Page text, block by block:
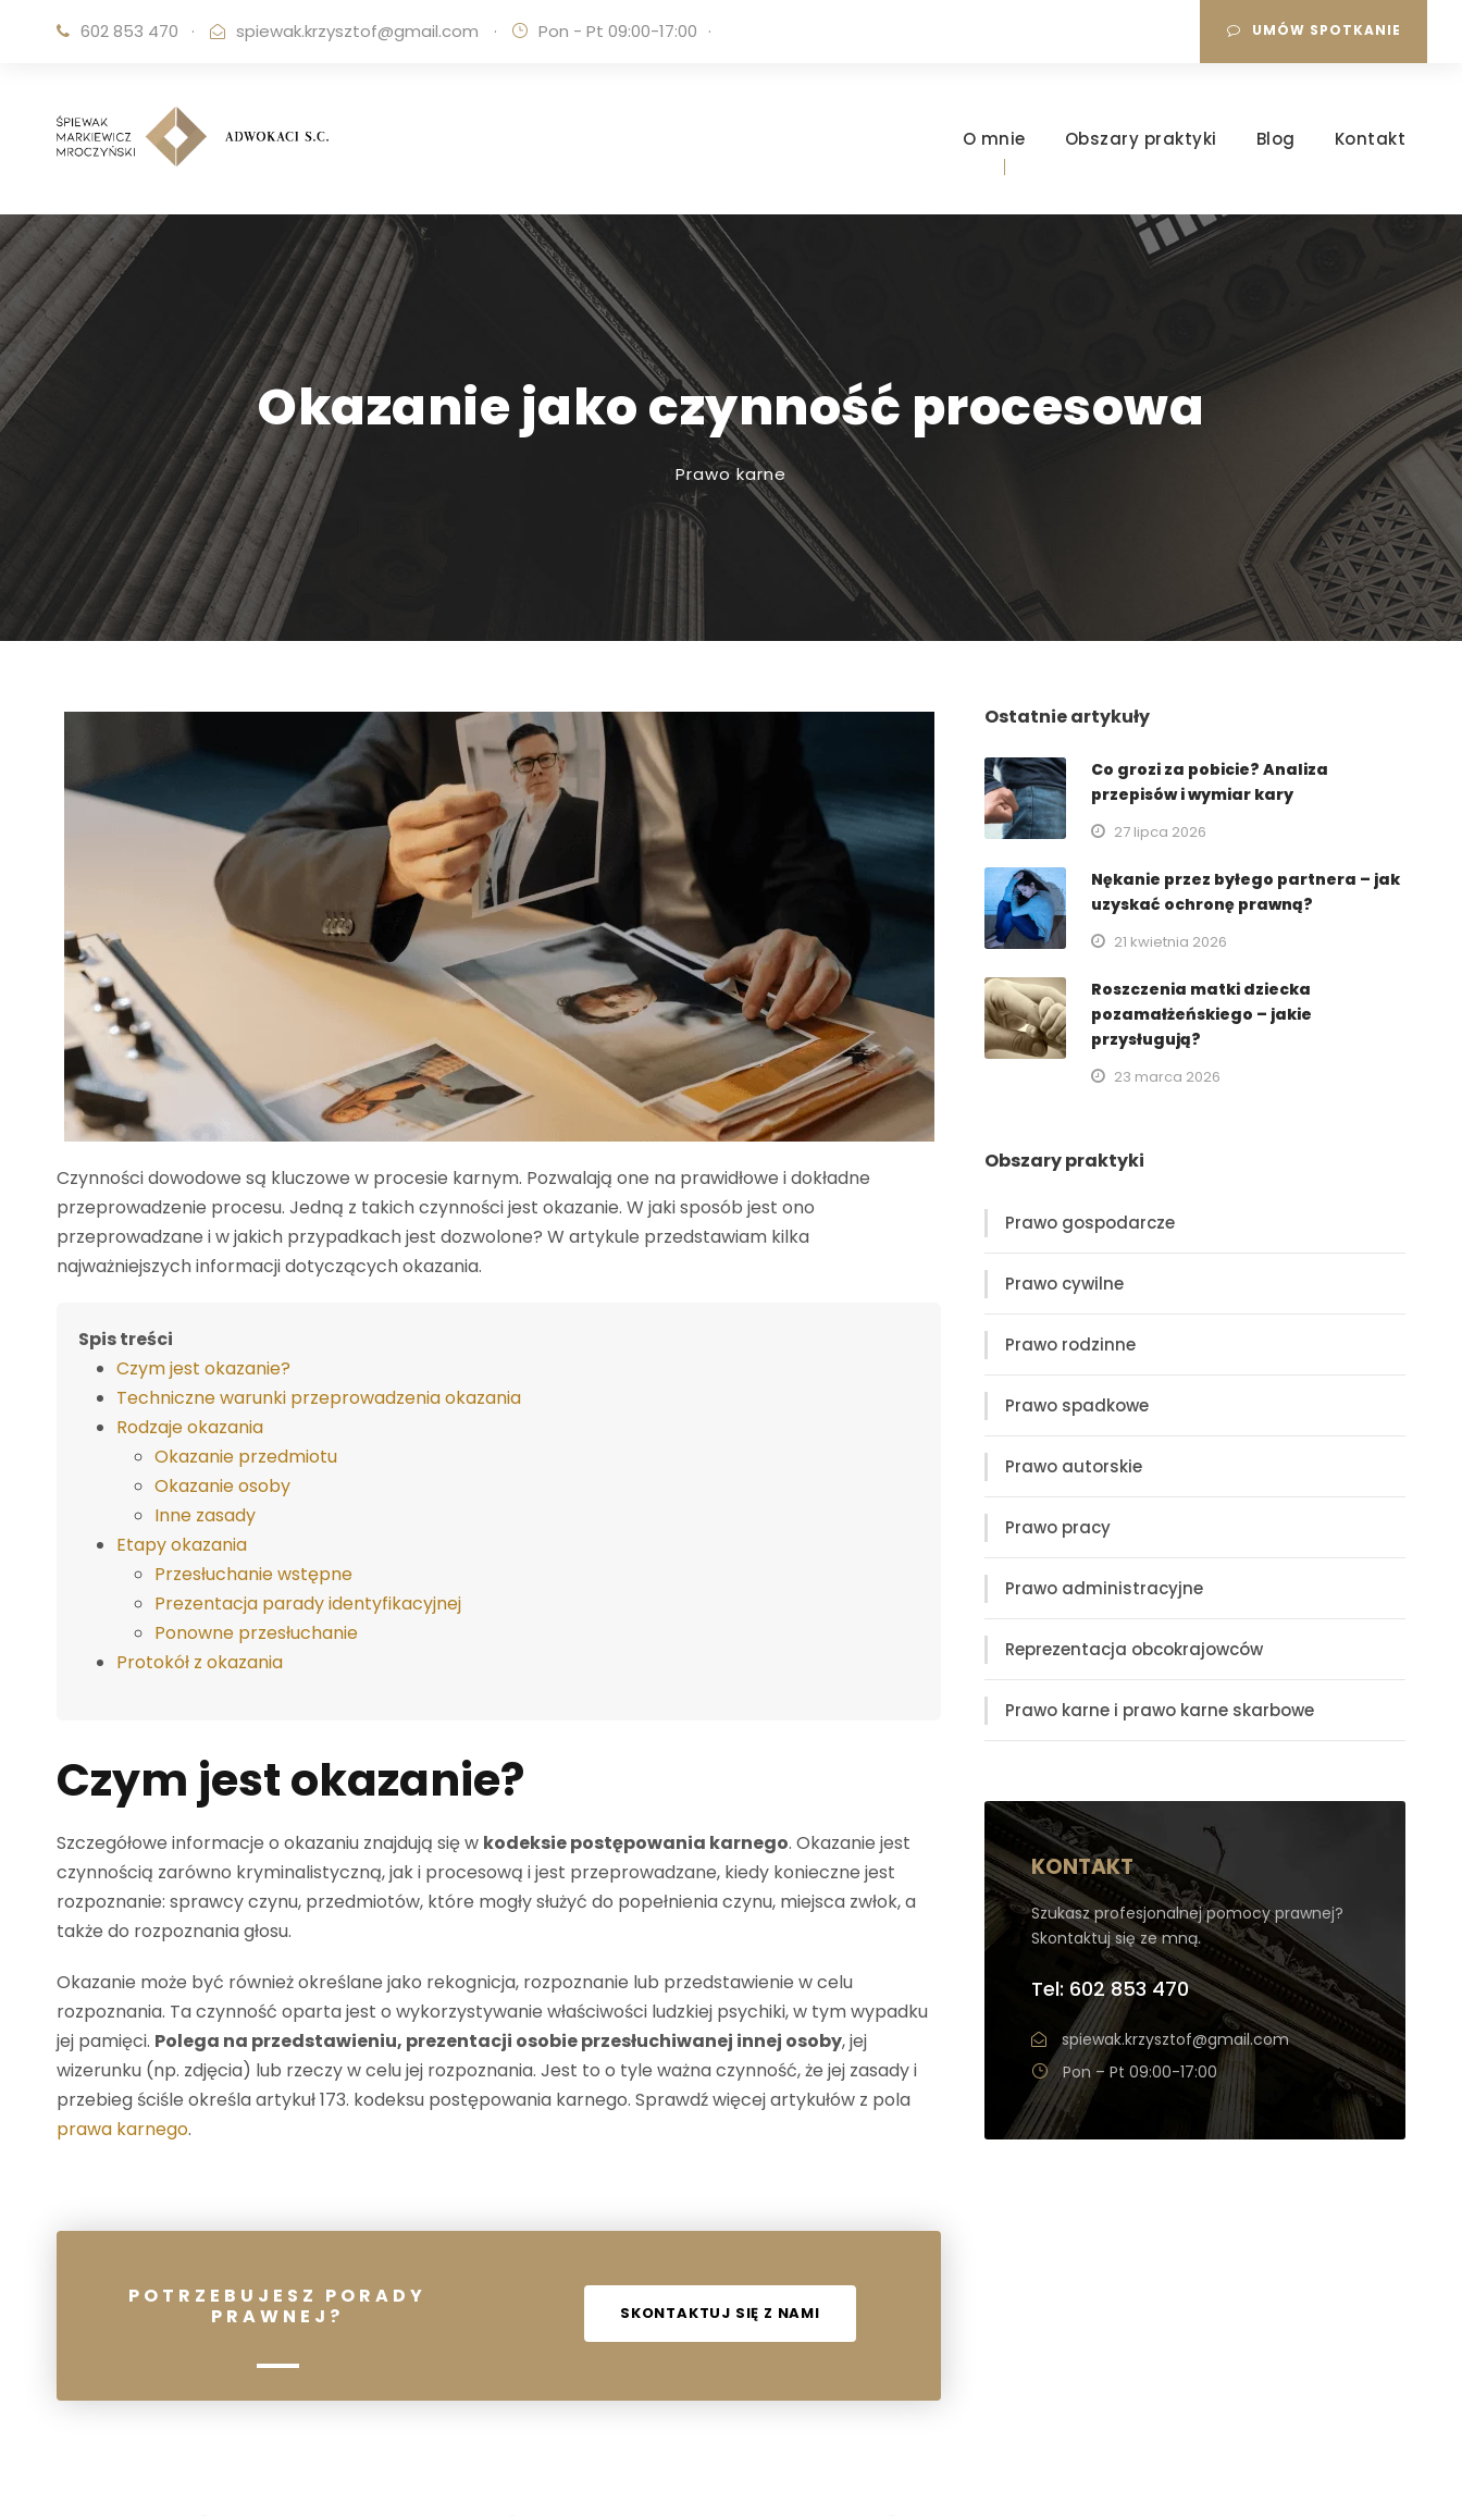
602 853 470 · spiewak.krzysztof@gmail.com · Pon - Pt 09:00-17:00 · UMÓW SPOTKANIE
O mnie Obszary praktyki Blog Kontakt
Okazanie jako czynność procesowa
Prawo karne
Czynności dowodowe są kluczowe w procesie karnym. Pozwalają one na prawidłowe i dokładne
przeprowadzenie procesu. Jedną z takich czynności jest okazanie. W jaki sposób jest ono
przeprowadzane i w jakich przypadkach jest dozwolone? W artykule przedstawiam kilka
najważniejszych informacji dotyczących okazania.
Spis treści
Czym jest okazanie?
Techniczne warunki przeprowadzenia okazania
Rodzaje okazania
Okazanie przedmiotu
Okazanie osoby
Inne zasady
Etapy okazania
Przesłuchanie wstępne
Prezentacja parady identyfikacyjnej
Ponowne przesłuchanie
Protokół z okazania
Czym jest okazanie?
Szczegółowe informacje o okazaniu znajdują się w kodeksie postępowania karnego. Okazanie jest
czynnością zarówno kryminalistyczną, jak i procesową i jest przeprowadzane, kiedy konieczne jest
rozpoznanie: sprawcy czynu, przedmiotów, które mogły służyć do popełnienia czynu, miejsca zwłok, a
także do rozpoznania głosu.
Okazanie może być również określane jako rekognicja, rozpoznanie lub przedstawienie w celu
rozpoznania. Ta czynność oparta jest o wykorzystywanie właściwości ludzkiej psychiki, w tym wypadku
jej pamięci. Polega na przedstawieniu, prezentacji osobie przesłuchiwanej innej osoby, jej
wizerunku (np. zdjęcia) lub rzeczy w celu jej rozpoznania. Jest to o tyle ważna czynność, że jej zasady i
przebieg ściśle określa artykuł 173. kodeksu postępowania karnego. Sprawdź więcej artykułów z pola
prawa karnego.
POTRZEBUJESZ PORADY
PRAWNEJ?
SKONTAKTUJ SIĘ Z NAMI
Ostatnie artykuły
Co grozi za pobicie? Analiza
przepisów i wymiar kary
27 lipca 2026
Nękanie przez byłego partnera – jak
uzyskać ochronę prawną?
21 kwietnia 2026
Roszczenia matki dziecka
pozamałżeńskiego – jakie
przysługują?
23 marca 2026
Obszary praktyki
Prawo gospodarcze
Prawo cywilne
Prawo rodzinne
Prawo spadkowe
Prawo autorskie
Prawo pracy
Prawo administracyjne
Reprezentacja obcokrajowców
Prawo karne i prawo karne skarbowe
KONTAKT
Szukasz profesjonalnej pomocy prawnej?
Skontaktuj się ze mną.
Tel: 602 853 470
spiewak.krzysztof@gmail.com
Pon – Pt 09:00-17:00